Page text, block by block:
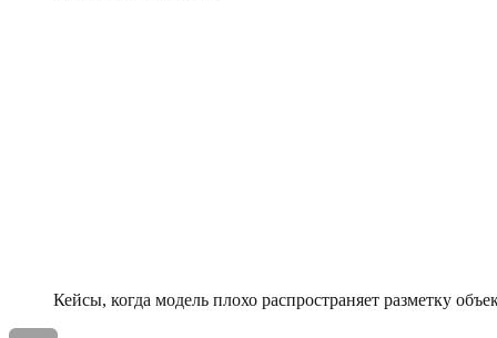
Кейсы, когда модель плохо распространяет разметку